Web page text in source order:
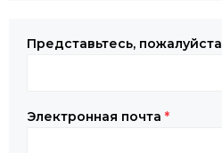
Представьтесь, пожалуйста
Электронная почта *